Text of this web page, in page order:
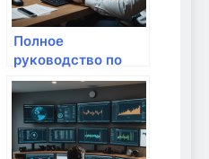
Полное
руководство по
настройке
брандмауэра для
защиты домашних
устройств: шаг за
шагом